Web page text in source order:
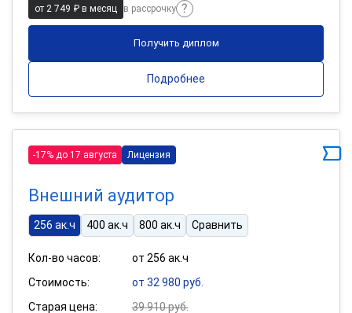
от 2 749 ₽ в месяц в рассрочку
Получить диплом
Подробнее
-17% до 17 августа Лицензия
Внешний аудитор
256 ак.ч 400 ак.ч 800 ак.ч Сравнить
Кол-во часов:
от 256 ак.ч
Стоимость:
от 32 980 руб.
Старая цена:
39 910 руб.